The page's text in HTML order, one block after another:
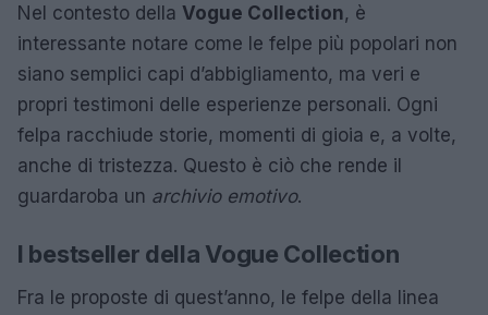
Nel contesto della Vogue Collection, è
interessante notare come le felpe più popolari non
siano semplici capi d’abbigliamento, ma veri e
propri testimoni delle esperienze personali. Ogni
felpa racchiude storie, momenti di gioia e, a volte,
anche di tristezza. Questo è ciò che rende il
guardaroba un archivio emotivo.
I bestseller della Vogue Collection
Fra le proposte di quest’anno, le felpe della linea